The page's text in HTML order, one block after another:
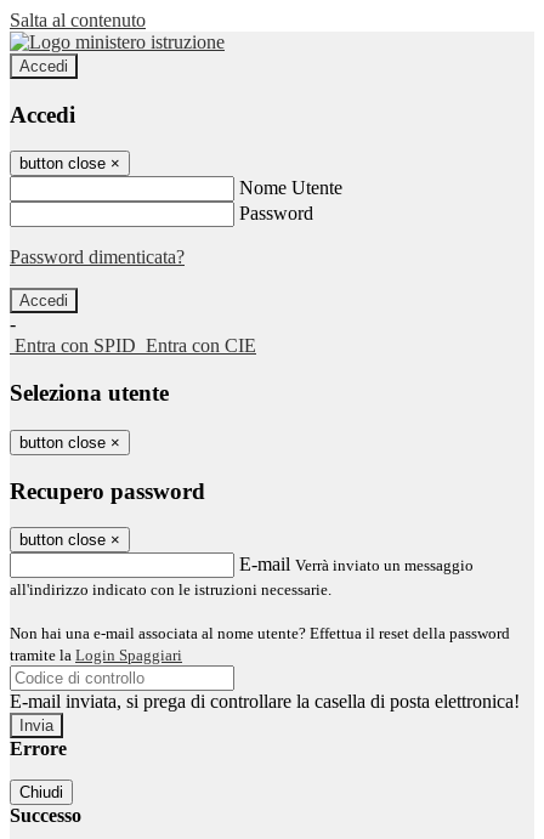
Salta al contenuto
Accedi
Accedi
button close ×
Nome Utente
Password
Password dimenticata?
-
Entra con SPID Entra con CIE
Seleziona utente
button close ×
Recupero password
button close ×
E-mail Verrà inviato un messaggio
all'indirizzo indicato con le istruzioni necessarie.
Non hai una e-mail associata al nome utente? Effettua il reset della password
tramite la Login Spaggiari
E-mail inviata, si prega di controllare la casella di posta elettronica!
Errore
Chiudi
Successo